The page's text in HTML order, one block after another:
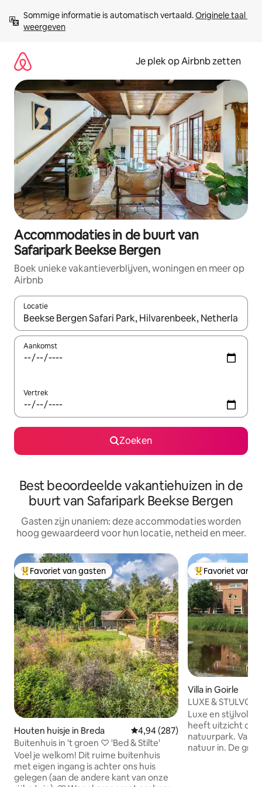
direct
naar
Sommige informatie is automatisch vertaald. Originele taal
weergeven
Je plek op Airbnb zetten
Accommodaties in de buurt van
Safaripark Beekse Bergen
Boek unieke vakantieverblijven, woningen en meer op
Airbnb
Locatie
Wanneer er resultaten beschikbaar zijn, maak je een keuze
Aankomst
Vertrek
Zoeken
Best beoordeelde vakantiehuizen in de
buurt van Safaripark Beekse Bergen
Gasten zijn unaniem: deze accommodaties worden
hoog gewaardeerd voor hun locatie, netheid en meer.
Topfavoriet van gasten
Favoriet van gasten
Houten huisje in Breda Gemiddelde beoordeling van
4,94 (287)
Buitenhuis in 't groen ♡ 'Bed & Stilte'
Voel je welkom! Dit ruime buitenhuis
met eigen ingang is achter ons huis
gelegen (aan de andere kant van onze
Topfavoriet van
Favoriet van
Villa in Goirle
LUXE &
Luxe en stijlvolle
heeft uitzicht op
natuurpark.
natuur in. De grote, mooie tuin met